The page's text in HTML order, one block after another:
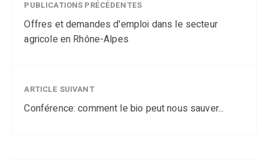
PUBLICATIONS PRÉCÉDENTES
Offres et demandes d'emploi dans le secteur
agricole en Rhône-Alpes
ARTICLE SUIVANT
Conférence: comment le bio peut nous sauver...